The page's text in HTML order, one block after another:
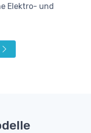
Elektro- und